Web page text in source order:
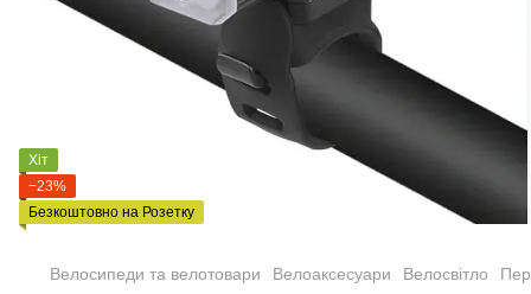
Хіт
−23%
Безкоштовно на Розетку
Велосипеди та велотовари Велоаксесуари Велосвітло